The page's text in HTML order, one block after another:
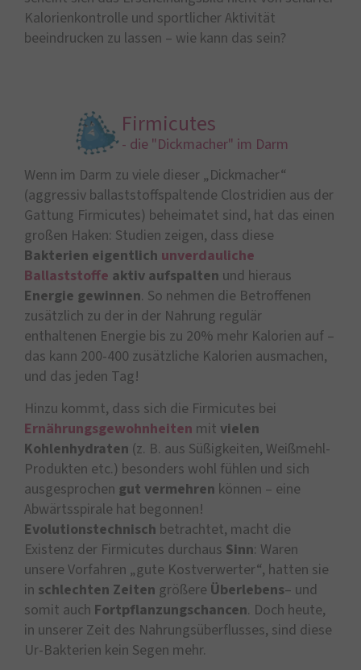
Kalorienkontrolle und sportlicher Aktivität
beeindrucken zu lassen – wie kann das sein?
Firmicutes
- die "Dickmacher" im Darm
Wenn im Darm zu viele dieser „Dickmacher“
(aggressiv ballaststoffspaltende Clostridien aus der
Gattung Firmicutes) beheimatet sind, hat das einen
großen Haken: Studien zeigen, dass diese
Bakterien eigentlich unverdauliche
Ballaststoffe aktiv aufspalten und hieraus
Energie gewinnen. So nehmen die Betroffenen
zusätzlich zu der in der Nahrung regulär
enthaltenen Energie bis zu 20% mehr Kalorien auf –
das kann 200-400 zusätzliche Kalorien ausmachen,
und das jeden Tag!
Hinzu kommt, dass sich die Firmicutes bei
Ernährungsgewohnheiten mit vielen
Kohlenhydraten (z. B. aus Süßigkeiten, Weißmehl-
Produkten etc.) besonders wohl fühlen und sich
ausgesprochen gut vermehren können – eine
Abwärtsspirale hat begonnen!
Evolutionstechnisch betrachtet, macht die
Existenz der Firmicutes durchaus Sinn: Waren
unsere Vorfahren „gute Kostverwerter“, hatten sie
in schlechten Zeiten größere Überlebens– und
somit auch Fortpflanzungschancen. Doch heute,
in unserer Zeit des Nahrungsüberflusses, sind diese
Ur-Bakterien kein Segen mehr.